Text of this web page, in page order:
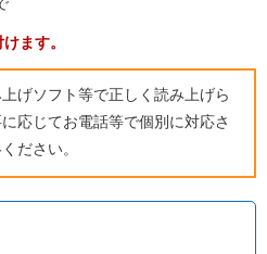
ます。
げソフト等で正しく読み上げら
応じてお電話等で個別に対応さ
ださい。